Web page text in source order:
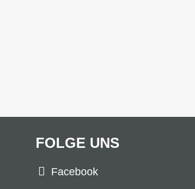
FOLGE UNS
Facebook